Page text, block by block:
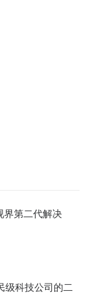
界第二代解决
级科技公司的二